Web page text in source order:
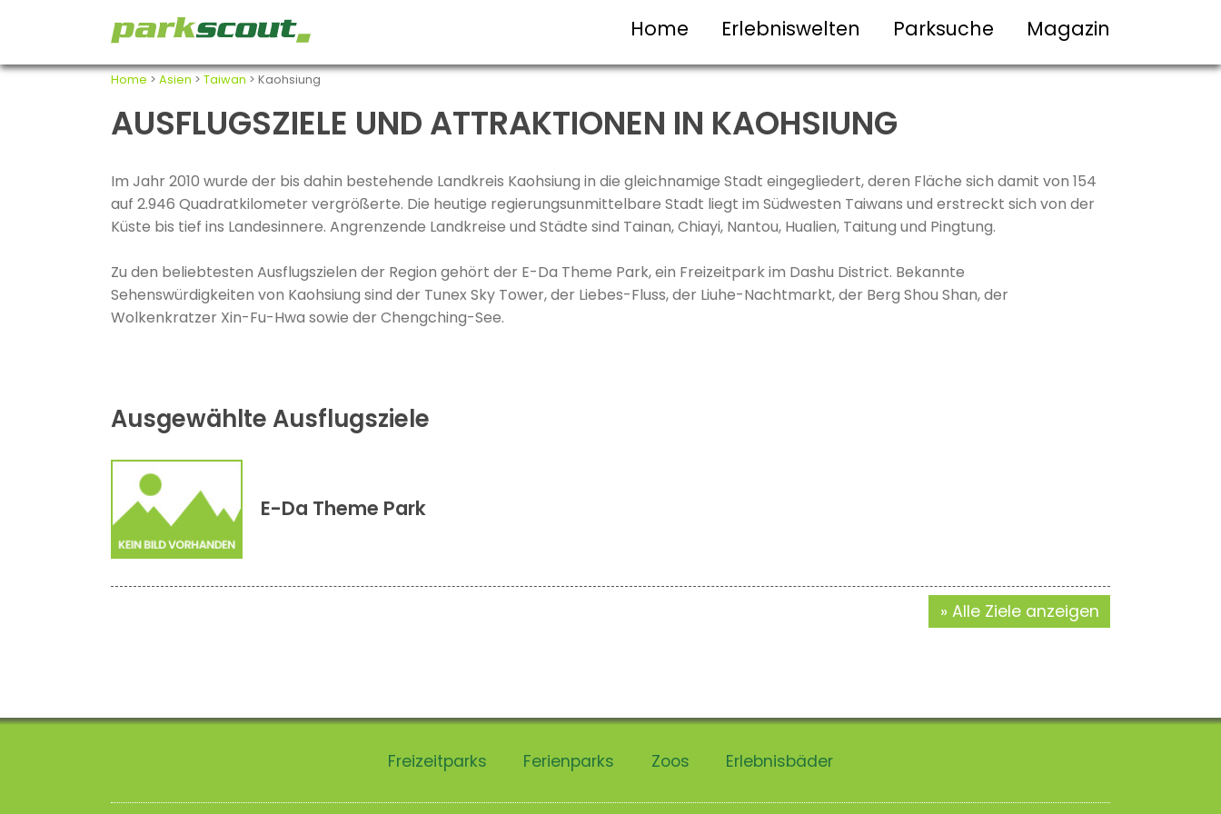
Home Erlebniswelten Parksuche Magazin
Home > Asien > Taiwan > Kaohsiung
AUSFLUGSZIELE UND ATTRAKTIONEN IN KAOHSIUNG
Im Jahr 2010 wurde der bis dahin bestehende Landkreis Kaohsiung in die gleichnamige Stadt eingegliedert, deren Fläche sich damit von 154
auf 2.946 Quadratkilometer vergrößerte. Die heutige regierungsunmittelbare Stadt liegt im Südwesten Taiwans und erstreckt sich von der
Küste bis tief ins Landesinnere. Angrenzende Landkreise und Städte sind Tainan, Chiayi, Nantou, Hualien, Taitung und Pingtung.
Zu den beliebtesten Ausflugszielen der Region gehört der E-Da Theme Park, ein Freizeitpark im Dashu District. Bekannte
Sehenswürdigkeiten von Kaohsiung sind der Tunex Sky Tower, der Liebes-Fluss, der Liuhe-Nachtmarkt, der Berg Shou Shan, der
Wolkenkratzer Xin-Fu-Hwa sowie der Chengching-See.
Ausgewählte Ausflugsziele
E-Da Theme Park
Alle Ziele anzeigen
Freizeitparks Ferienparks Zoos Erlebnisbäder